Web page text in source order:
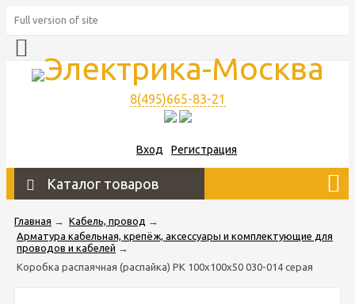
Full version of site
8(495)665-83-21
Вход Регистрация
Каталог товаров
Главная → Кабель, провод
→
Арматура кабельная, крепёж, аксессуары и комплектующие для
проводов и кабелей →
Коробка распаячная (распайка) РК 100х100х50 030-014 серая